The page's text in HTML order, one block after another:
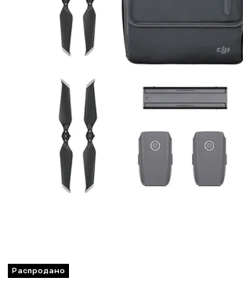
Распродано